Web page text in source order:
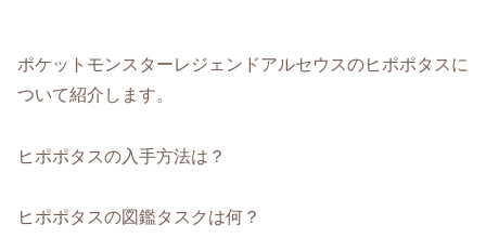
ポケットモンスターレジェンドアルセウスのヒポポタスに
ついて紹介します。
ヒポポタスの入手方法は？
ヒポポタスの図鑑タスクは何？